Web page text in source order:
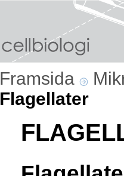
Framsida
Flagellater